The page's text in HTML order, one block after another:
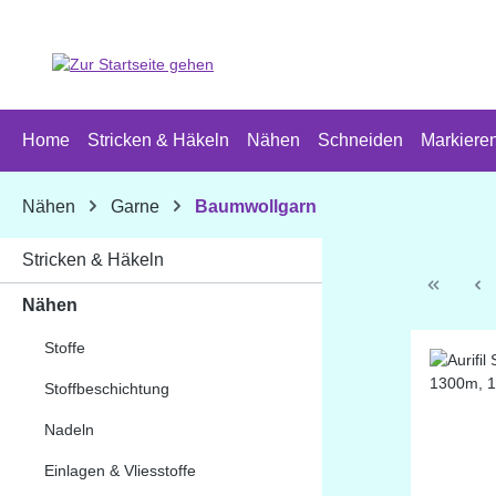
Home Stricken & Häkeln Nähen Schneiden
Nähen Garne Baumwollgarn
Stricken & Häkeln
Nähen
Stoffe
Stoffbeschichtung
Nadeln
Einlagen & Vliesstoffe